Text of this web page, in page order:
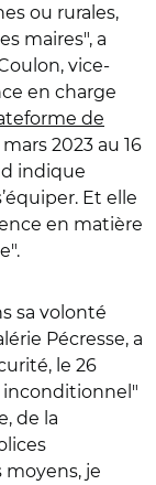
ou rurales,
maires", a
vice-
en charge
de
2023 au 16
indique
Et elle
en matière
sa volonté
Pécresse, a
le 26
inconditionnel"
de la
moyens, je